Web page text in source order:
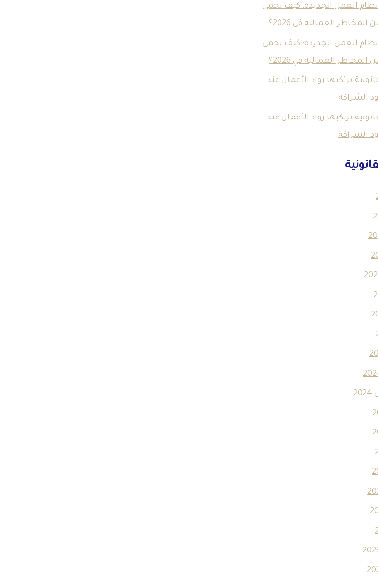
العمل الجديدة: كيف تحمي
العمالية في 2026؟
العمل الجديدة: كيف تحمي
العمالية في 2026؟
يرتكبها رواد الأعمال عند
الشراكة
يرتكبها رواد الأعمال عند
الشراكة